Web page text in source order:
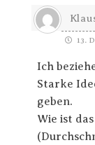
13.
Ich
Starke
geben.
Wie ist